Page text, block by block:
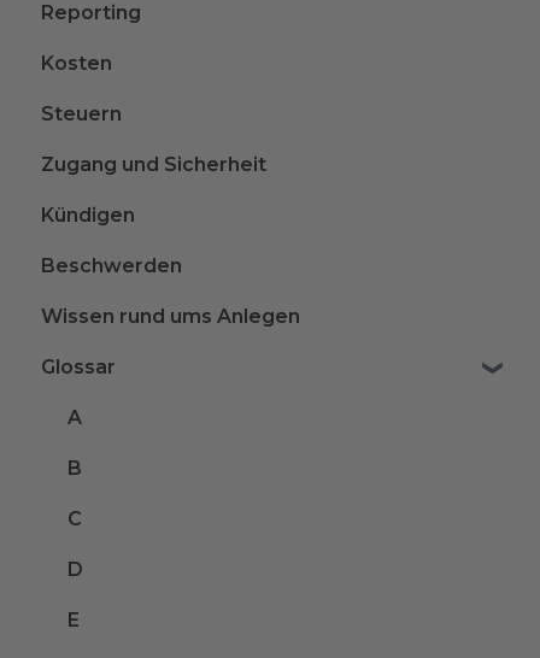
Reporting
Kosten
Steuern
Zugang und Sicherheit
Kündigen
Beschwerden
Wissen rund ums Anlegen
Glossar
A
B
C
D
E